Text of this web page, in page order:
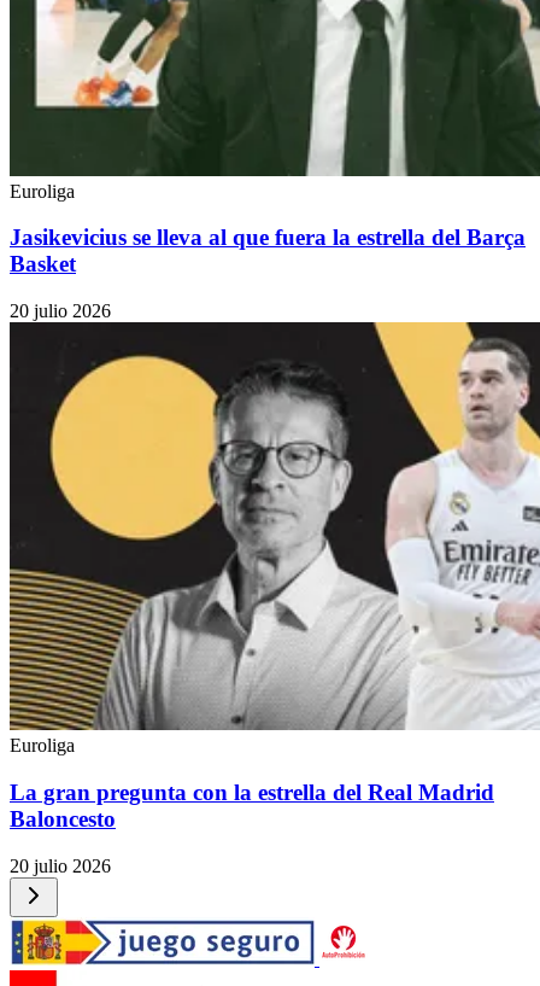
Euroliga
Jasikevicius se lleva al que fuera la estrella del Barça
Basket
20 julio 2026
Euroliga
La gran pregunta con la estrella del Real Madrid
Baloncesto
20 julio 2026